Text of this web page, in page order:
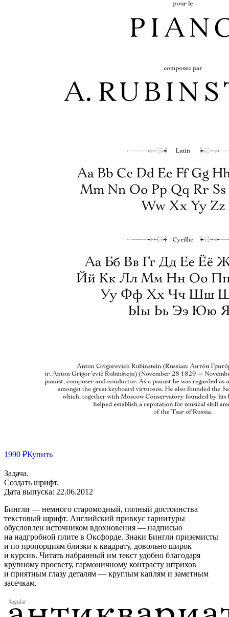
1990 ₽Купить
Задача.
Создать шрифт.
Дата выпуска: 22.06.2012
Бингли — немного старомодный, полный достоинства
текстовый шрифт. Английский привкус гарнитуры
обусловлен источником вдохновения — надписью
на надгробной плите в Оксфорде. Знаки Бингли приземисты
и по пропорциям близки к квадрату, довольно широк
и курсив. Читать набранный им текст удобно благодаря
крупному просвету, гармоничному контрасту штрихов
и приятным глазу деталям — круглым каплям и заметным
засечкам.